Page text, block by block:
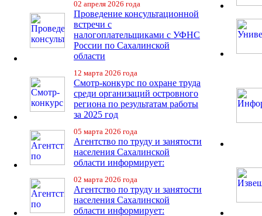
02 апреля 2026 года
Проведение консультационной
встречи с
налогоплательщиками с УФНС
России по Сахалинской
области
12 марта 2026 года
Смотр-конкурс по охране труда
среди организаций островного
региона по результатам работы
за 2025 год
05 марта 2026 года
Агентство по труду и занятости
населения Сахалинской
области информирует:
02 марта 2026 года
Агентство по труду и занятости
населения Сахалинской
области информирует: